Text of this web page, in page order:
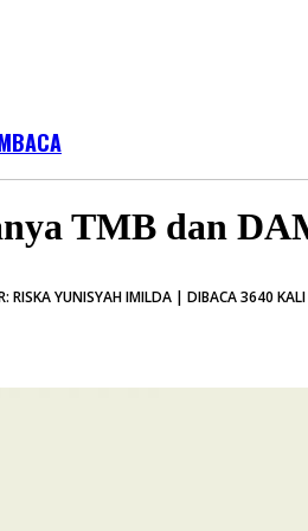
TMB dan
RISKA YUNISYAH IMILDA | DIBACA 3640 KALI